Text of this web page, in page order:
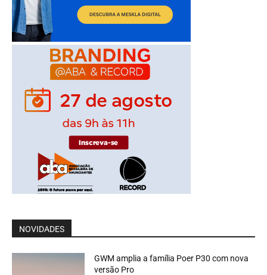
NOVIDADES
GWM amplia a família Poer P30 com nova
versão Pro